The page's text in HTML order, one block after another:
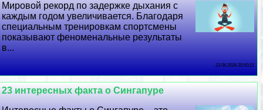
Мировой рекорд по задержке дыхания с
каждым годом увеличивается. Благодаря
специальным тренировкам спортсмены
показывают феноменальные результаты
в...
23 06 2026 20:50:21
23 интересных факта о Сингапуре